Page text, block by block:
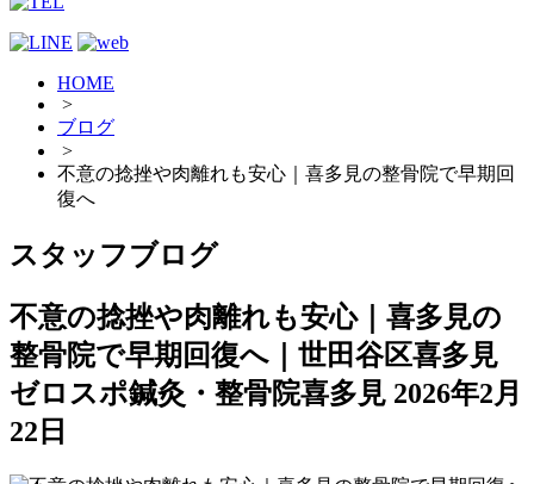
HOME
>
ブログ
>
不意の捻挫や肉離れも安心｜喜多見の整骨院で早期回
復へ
スタッフブログ
不意の捻挫や肉離れも安心｜喜多見の
整骨院で早期回復へ｜世田谷区喜多見
ゼロスポ鍼灸・整骨院喜多見 2026年2月
22日